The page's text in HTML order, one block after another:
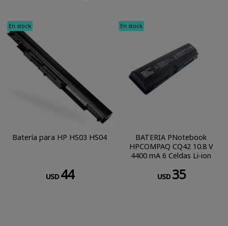
En stock
Batería para HP HS03 HS04
USD 44
En stock
BATERIA PNotebook
HPCOMPAQ CQ42 10.8 V
4400 mA 6 Celdas Li-ion
USD 35